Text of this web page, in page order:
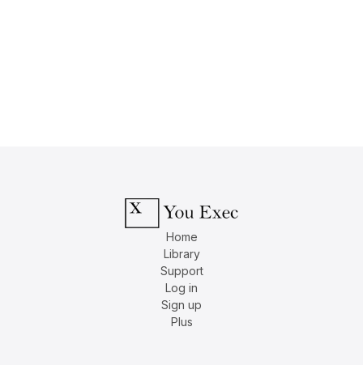
Home
Library
Support
Log in
Sign up
Plus